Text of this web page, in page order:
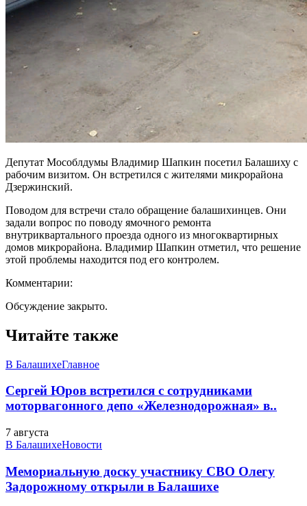
Депутат Мособлдумы Владимир Шапкин посетил Балашиху с
рабочим визитом. Он встретился с жителями микрорайона
Дзержинский.
Поводом для встречи стало обращение балашихинцев. Они
задали вопрос по поводу ямочного ремонта
внутриквартального проезда одного из многоквартирных
домов микрорайона. Владимир Шапкин отметил, что решение
этой проблемы находится под его контролем.
Комментарии:
Обсуждение закрыто.
Читайте также
В БалашихеГлавное
Сергей Юров встретился с сотрудниками
моторвагонного депо «Железнодорожная» в..
7 августа
В БалашихеНовости
Мемориальную доску участнику СВО Олегу
Задорожному открыли в Балашихе